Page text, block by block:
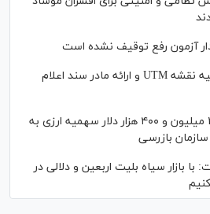
آزمون رفع توقیف نشده است
جزئیات ثبت ادعا، تهیه نقشه UTM و ارائه مادر سند اعلام
جلوگیری از پرداخت ۳ میلیون و ۴۰۰ هزار دلار سهمیه ارزی به
بازرسی
با بازار سیاه بلیت اربعین و دلالی در